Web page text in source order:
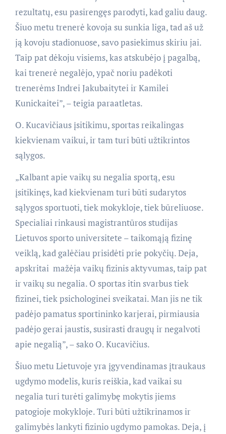
rezultatų, esu pasirengęs parodyti, kad galiu daug.
Šiuo metu trenerė kovoja su sunkia liga, tad aš už
ją kovoju stadionuose, savo pasiekimus skiriu jai.
Taip pat dėkoju visiems, kas atskubėjo į pagalbą,
kai trenerė negalėjo, ypač noriu padėkoti
trenerėms Indrei Jakubaitytei ir Kamilei
Kunickaitei”, – teigia paraatletas.
O. Kucavičiaus įsitikimu, sportas reikalingas
kiekvienam vaikui, ir tam turi būti užtikrintos
sąlygos.
„Kalbant apie vaikų su negalia sportą, esu
įsitikinęs, kad kiekvienam turi būti sudarytos
sąlygos sportuoti, tiek mokykloje, tiek būreliuose.
Specialiai rinkausi magistrantūros studijas
Lietuvos sporto universitete – taikomąją fizinę
veiklą, kad galėčiau prisidėti prie pokyčių. Deja,
apskritai mažėja vaikų fizinis aktyvumas, taip pat
ir vaikų su negalia. O sportas itin svarbus tiek
fizinei, tiek psichologinei sveikatai. Man jis ne tik
padėjo pamatus sportininko karjerai, pirmiausia
padėjo gerai jaustis, susirasti draugų ir negalvoti
apie negalią”, – sako O. Kucavičius.
Šiuo metu Lietuvoje yra įgyvendinamas įtraukaus
ugdymo modelis, kuris reiškia, kad vaikai su
negalia turi turėti galimybę mokytis jiems
patogioje mokykloje. Turi būti užtikrinamos ir
galimybės lankyti fizinio ugdymo pamokas. Deja, į